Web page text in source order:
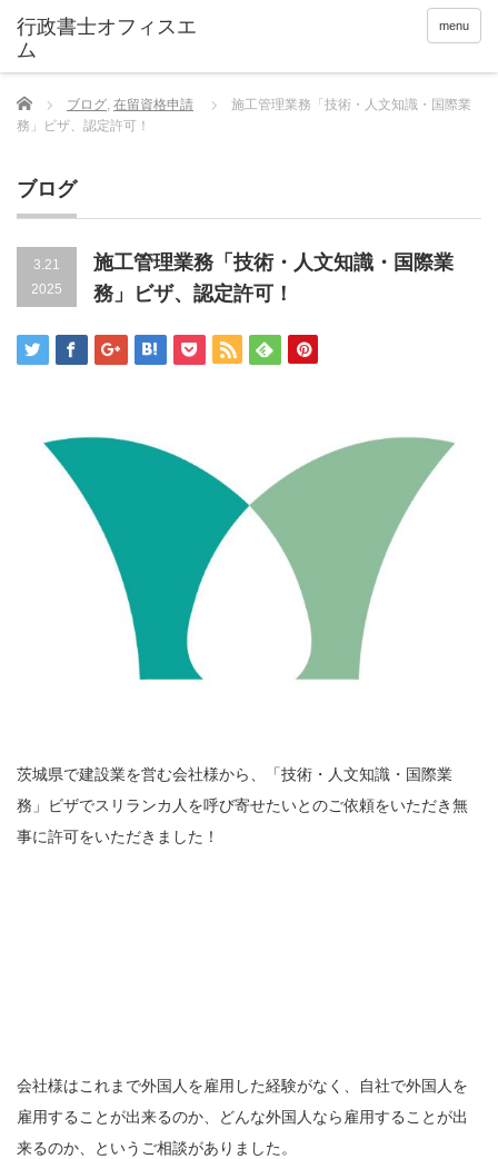
menu
Home ブログ, 在留資格申請
施工管理業務「技術・人文知識・国際業
務」ビザ、認定許可！
ブログ
3.21
2025
施工管理業務「技術・人文知識・国際業
務」ビザ、認定許可！
茨城県で建設業を営む会社様から、「技術・人文知識・国際業
務」ビザでスリランカ人を呼び寄せたいとのご依頼をいただき無
事に許可をいただきました！
会社様はこれまで外国人を雇用した経験がなく、自社で外国人を
雇用することが出来るのか、どんな外国人なら雇用することが出
来るのか、というご相談がありました。